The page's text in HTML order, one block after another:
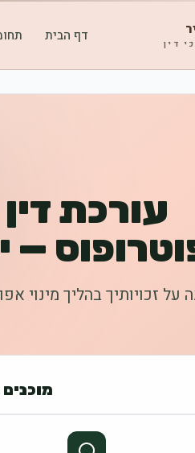
דין דף הבית
עורכת
—
על זכויותיך בהליך מינוי